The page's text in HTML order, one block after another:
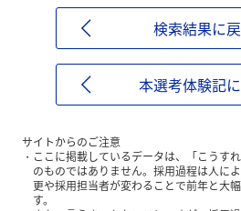
検索結果に
本選考体験記
サイトからのご注意
ここに掲載しているデータは、「こうす
のものではありません。採用過程は人に
更や採用担当者が変わることで前年と大
す。